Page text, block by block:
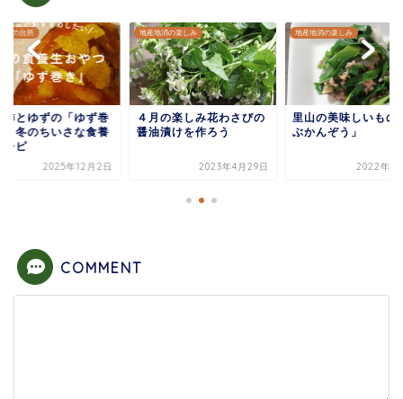
ちの台所
柿とゆずの「ゆず巻
｜冬のちいさな食養
シピ
2025年12月2日
地産地消の楽しみ
４月の楽しみ花わさびの
醤油漬けを作ろう
2023年4月29日
地産地消の楽しみ
里山の美味しいもの
ぶかんぞう」
2022年4
COMMENT